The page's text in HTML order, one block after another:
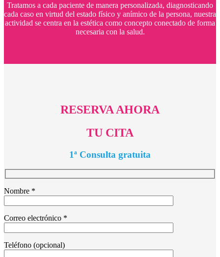
Tratamos a cada paciente de manera personalizada, diagnosticando
cada caso en virtud del estado físico y anímico de la persona, nuestra
actividad se centra en la estética como concepto conectado de forma
necesaria con la salud.
RESERVA AHORA
TU CITA
1ª Consulta gratuita
Nombre *
Correo electrónico *
Teléfono (opcional)